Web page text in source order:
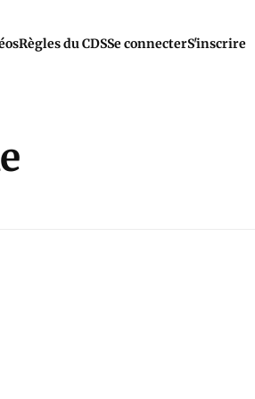
Règles du CDSSe connecterS'inscrire